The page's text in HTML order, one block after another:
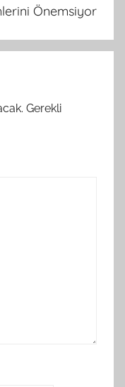
Önemsiyor
Gerekli